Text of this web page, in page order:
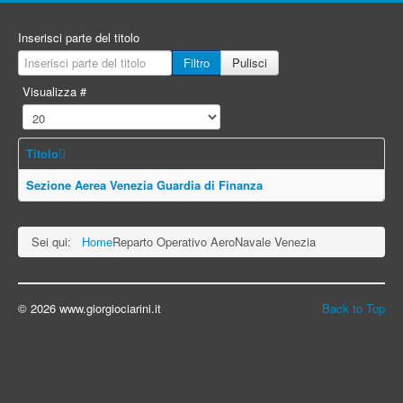
Inserisci parte del titolo
Filtro
Pulisci
Visualizza #
Titolo
Sezione Aerea Venezia Guardia di Finanza
Sei qui: HomeReparto Operativo AeroNavale Venezia
Back to Top
© 2026 www.giorgiociarini.it